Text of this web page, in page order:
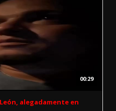
00:29
alegadamente en